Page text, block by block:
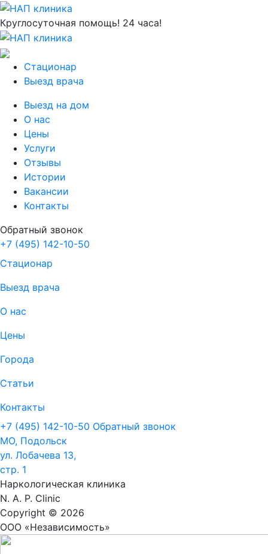
Круглосуточная помощь! 24 часа!
Стационар
Выезд врача
Выезд на дом
О нас
Цены
Услуги
Отзывы
Истории
Вакансии
Контакты
Обратный звонок
+7 (495) 142-10-50
Стационар
Выезд врача
О нас
Цены
Города
Статьи
Контакты
+7 (495) 142-10-50 Обратный звонок
МО, Подольск
ул. Лобачева 13,
стр. 1
Наркологическая клиника
N. A. P. Clinic
Copyright © 2026
ООО «Независимость»